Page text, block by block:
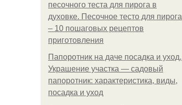
песочного теста для пирога в
духовке. Песочное тесто для пирога
– 10 пошаговых рецептов
приготовления
Папоротник на даче посадка и уход.
Украшение участка — садовый
папоротник: характеристика, виды,
посадка и уход